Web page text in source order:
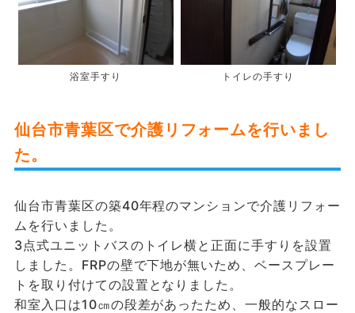
浴室手すり トイレの手すり
仙台市青葉区で介護リフォームを行いまし
た。
仙台市青葉区の築40年程のマンションで介護リフォー
ムを行いました。
3点式ユニットバスのトイレ横と正面に手すりを設置
しました。FRPの壁で下地が無いため、ベースプレー
トを取り付けての設置となりました。
和室入口は10㎝の段差があったため、一般的なスロー